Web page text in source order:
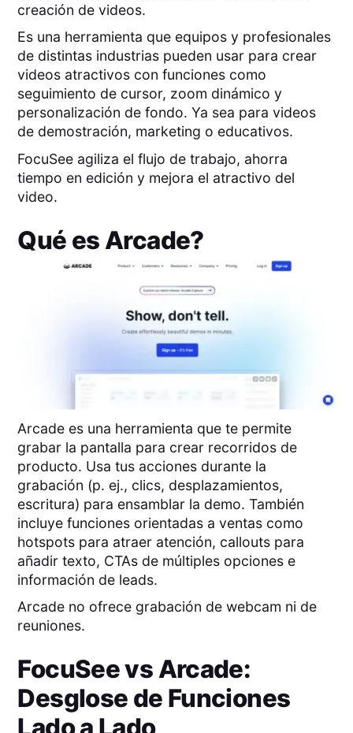
creación de videos.
Es una herramienta que equipos y profesionales
de distintas industrias pueden usar para crear
videos atractivos con funciones como
seguimiento de cursor, zoom dinámico y
personalización de fondo. Ya sea para videos
de demostración, marketing o educativos.
FocuSee agiliza el flujo de trabajo, ahorra
tiempo en edición y mejora el atractivo del
video.
Qué es Arcade?
Arcade es una herramienta que te permite
grabar la pantalla para crear recorridos de
producto. Usa tus acciones durante la
grabación (p. ej., clics, desplazamientos,
escritura) para ensamblar la demo. También
incluye funciones orientadas a ventas como
hotspots para atraer atención, callouts para
añadir texto, CTAs de múltiples opciones e
información de leads.
Arcade no ofrece grabación de webcam ni de
reuniones.
FocuSeevsArcade:
Desglose de Funciones